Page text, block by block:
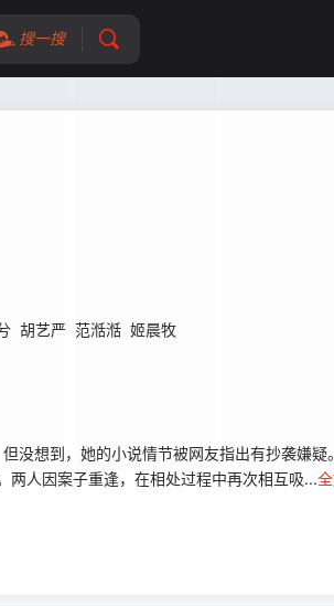
搜一搜
胡艺严 范湉湉 姬晨牧
没想到，她的小说情节被网友指出有抄袭嫌
两人因案子重逢，在相处过程中再次相互吸...